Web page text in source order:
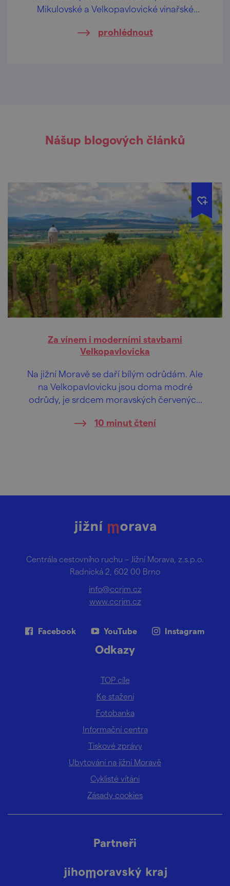
Mikulovské a Velkopavlovické vinařské
milovnice cestování, architektury a designu.
prohlédnout
Nášup blogových článků
Za vínem i moderními stavbami
Velkopavlovicka
Na jižní Moravě se daří bílým odrůdám. Ale
na Velkopavlovicku jsou doma modré
odrůdy, je srdcem moravských červených
kraj beze stínu“ a „kraj modrých hor“.
10 minut čtení
Centrála cestovního ruchu – Jižní Morava, z.s.p.o.
Radnická 2, 602 00 Brno
info@ccrjm.cz
www.ccrjm.cz
Facebook YouTube Instagram
Odkazy
TOP cíle
Ke stažení
Fotobanka
Informační centra
Tiskové zprávy
Ubytování na jižní Moravě
Cyklisté vítáni
Zásady cookies
Partneři